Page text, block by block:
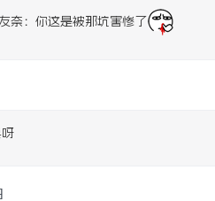
奈：你这是被那坑害惨了